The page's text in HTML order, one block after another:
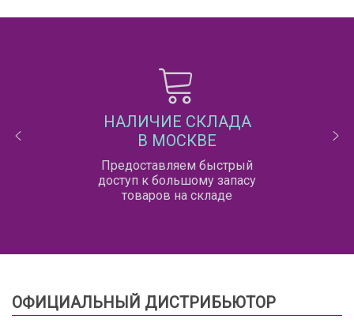
НАЛИЧИЕ СКЛАДА
В МОСКВЕ
Предоставляем быстрый
доступ к большому запасу
товаров на складе
ОФИЦИАЛЬНЫЙ ДИСТРИБЬЮТОР